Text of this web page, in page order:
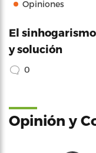
Opiniones
El
y solución
0
Opinión y